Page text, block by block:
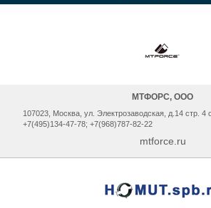
МТФОРС, ООО
107023, Москва, ул. Электрозаводская, д.14 стр. 4
+7(495)134-47-78; +7(968)787-82-22
mtforce.ru